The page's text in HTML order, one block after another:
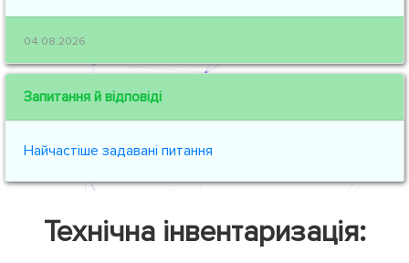
04.08.2026
Запитання й відповіді
Найчастіше задавані питання
Технічна інвентаризація: